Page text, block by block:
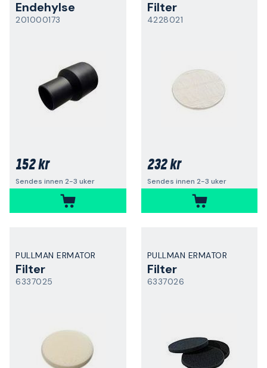
Endehylse
201000173
152 kr
Sendes innen 2-3 uker
Filter
4228021
232 kr
Sendes innen 2-3 uker
PULLMAN ERMATOR
Filter
6337025
PULLMAN ERMATOR
Filter
6337026